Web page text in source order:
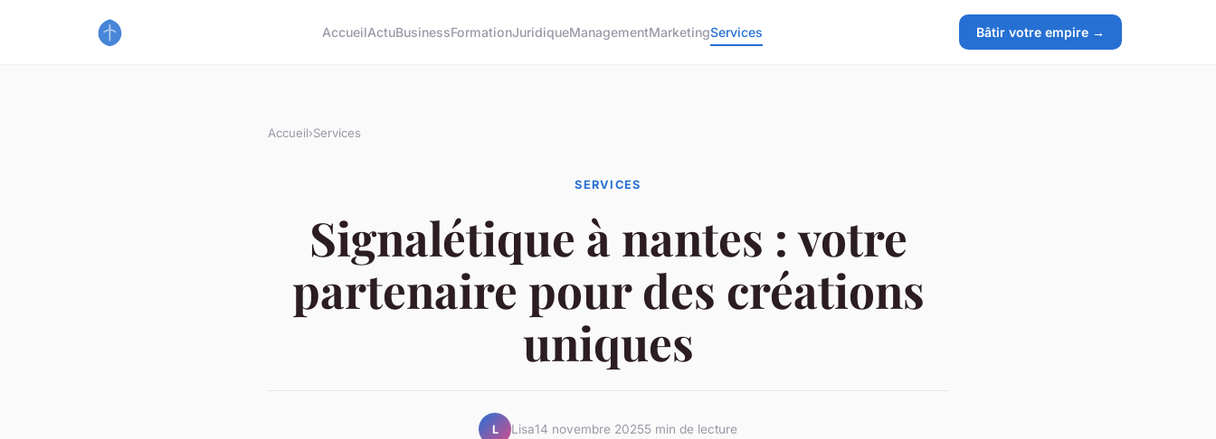
AccueilActuBusinessFormationJuridiqueManagementMarketingServices Bâtir votre empire →
Accueil›Services
SERVICES
Signalétique à nantes : votre
partenaire pour des créations
uniques
L Lisa14 novembre 20255 min de lecture